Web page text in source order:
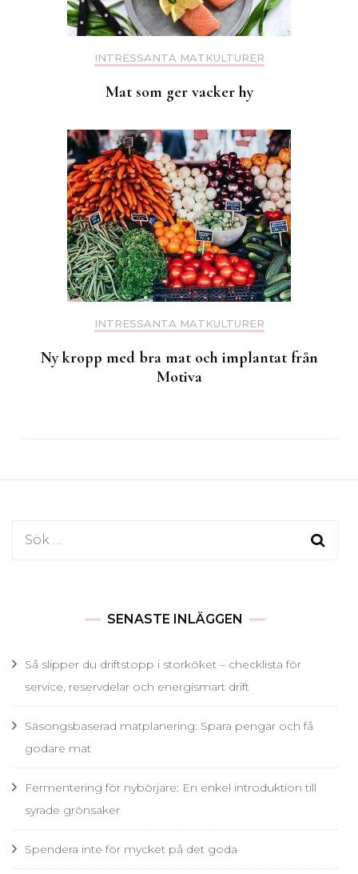
INTRESSANTA MATKULTURER
Mat som ger vacker hy
INTRESSANTA MATKULTURER
Ny kropp med bra mat och implantat från
Motiva
Sök
SENASTE INLÄGGEN
Så slipper du driftstopp i storköket – checklista för
service, reservdelar och energismart drift
Säsongsbaserad matplanering: Spara pengar och få
godare mat
Fermentering för nybörjare: En enkel introduktion till
syrade grönsaker
Spendera inte för mycket på det goda